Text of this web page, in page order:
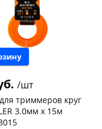
/шт
триммеров круг
3.0мм х 15м